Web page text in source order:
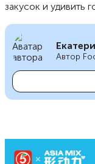
закусок и удивить
Автор